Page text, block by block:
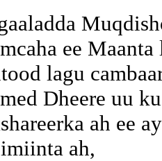
ee Maanta
lagu
Dheere uu
ah ee
ah,